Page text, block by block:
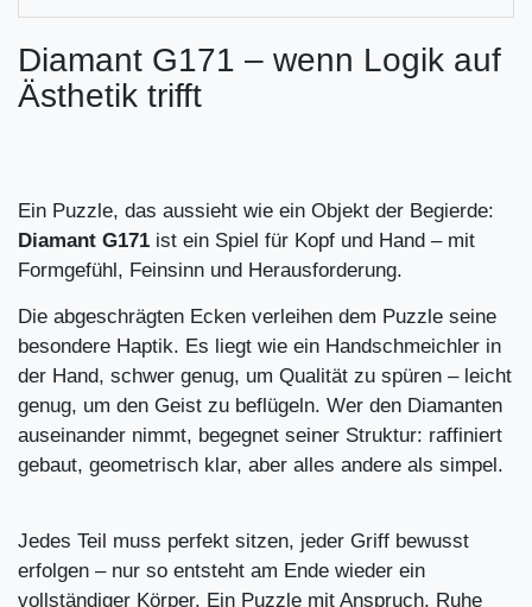
Diamant G171 – wenn Logik auf
Ästhetik trifft
Ein Puzzle, das aussieht wie ein Objekt der Begierde:
Diamant G171 ist ein Spiel für Kopf und Hand – mit
Formgefühl, Feinsinn und Herausforderung.
Die abgeschrägten Ecken verleihen dem Puzzle seine
besondere Haptik. Es liegt wie ein Handschmeichler in
der Hand, schwer genug, um Qualität zu spüren – leicht
genug, um den Geist zu beflügeln. Wer den Diamanten
auseinander nimmt, begegnet seiner Struktur: raffiniert
gebaut, geometrisch klar, aber alles andere als simpel.
Jedes Teil muss perfekt sitzen, jeder Griff bewusst
erfolgen – nur so entsteht am Ende wieder ein
vollständiger Körper. Ein Puzzle mit Anspruch, Ruhe